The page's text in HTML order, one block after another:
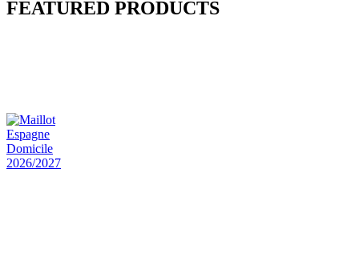
FEATURED PRODUCTS